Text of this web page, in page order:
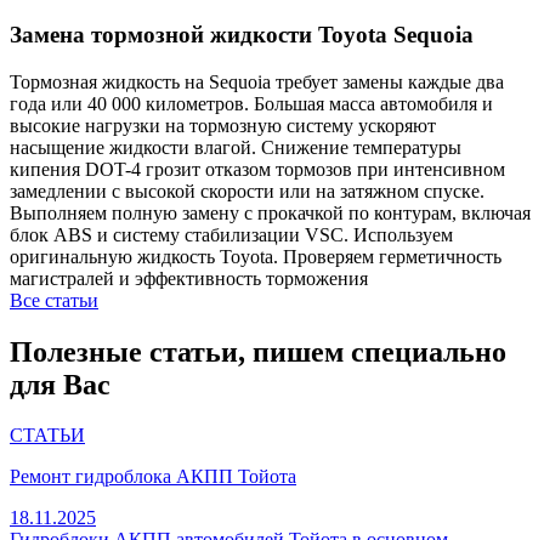
Замена тормозной жидкости Toyota Sequoia
Тормозная жидкость на Sequoia требует замены каждые два
года или 40 000 километров. Большая масса автомобиля и
высокие нагрузки на тормозную систему ускоряют
насыщение жидкости влагой. Снижение температуры
кипения DOT-4 грозит отказом тормозов при интенсивном
замедлении с высокой скорости или на затяжном спуске.
Выполняем полную замену с прокачкой по контурам, включая
блок ABS и систему стабилизации VSC. Используем
оригинальную жидкость Toyota. Проверяем герметичность
магистралей и эффективность торможения
Все статьи
Полезные статьи, пишем специально
для Вас
СТАТЬИ
Ремонт гидроблока АКПП Тойота
18.11.2025